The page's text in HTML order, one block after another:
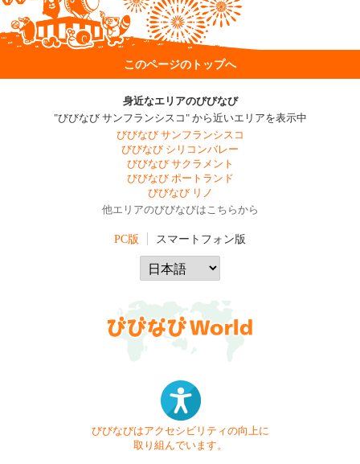
このページのトップへ
身近なエリアのびびなび
"びびなび サンフランシスコ" から近いエリアを表示中
びびなび サンフランシスコ
びびなび シリコンバレー
びびなび サクラメント
びびなび ポートランド
びびなび リノ
他エリアのびびなびはこちらから
PC版 スマートフォン版
びびなびはアクセシビリティの向上に
取り組んでいます。